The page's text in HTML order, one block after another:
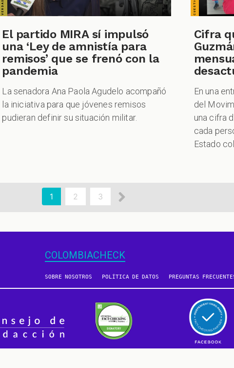
El partido MIRA sí impulsó
una ‘Ley de amnistía para
remisos’ que se frenó con la
pandemia
La senadora Ana Paola Agudelo acompañó
la iniciativa para que jóvenes remisos
pudieran definir su situación militar.
Cifra
En una
del
una cifra
cada
Estado
Página
actual
1 Page
2 Page
3
Siguiente
COLOMBIACHECK
SOBRE NOSOTROS POLÍTICA DE DATOS PREGUNTAS